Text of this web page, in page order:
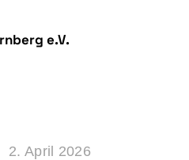
e.V.
2. April 2026